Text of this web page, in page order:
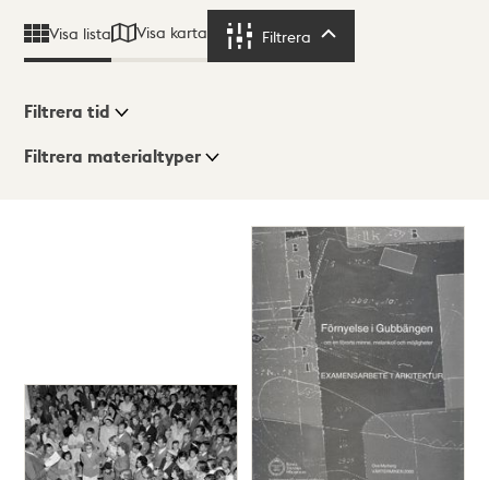
Visa lista Visa karta Filtrera
Visningsläge
Filtrera tid
Filtrera materialtyper